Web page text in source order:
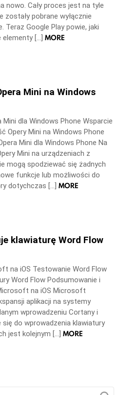
nowo. Cały proces jest na tyle
zostały pobrane wyłącznie
Teraz Google Play powie, jaki
[…] MORE
Mini na Windows
dla Windows Phone Wsparcie
Opery Mini na Windows Phone
Mini dla Windows Phone Na
Mini na urządzeniach z
mogą spodziewać się żadnych
funkcje lub możliwości do
dotychczas […] MORE
klawiaturę Word Flow
na iOS Testowanie Word Flow
Word Flow Podsumowanie i
na iOS Microsoft
aplikacji na systemy
wprowadzeniu Cortany i
do wprowadzenia klawiatury
jest kolejnym […] MORE